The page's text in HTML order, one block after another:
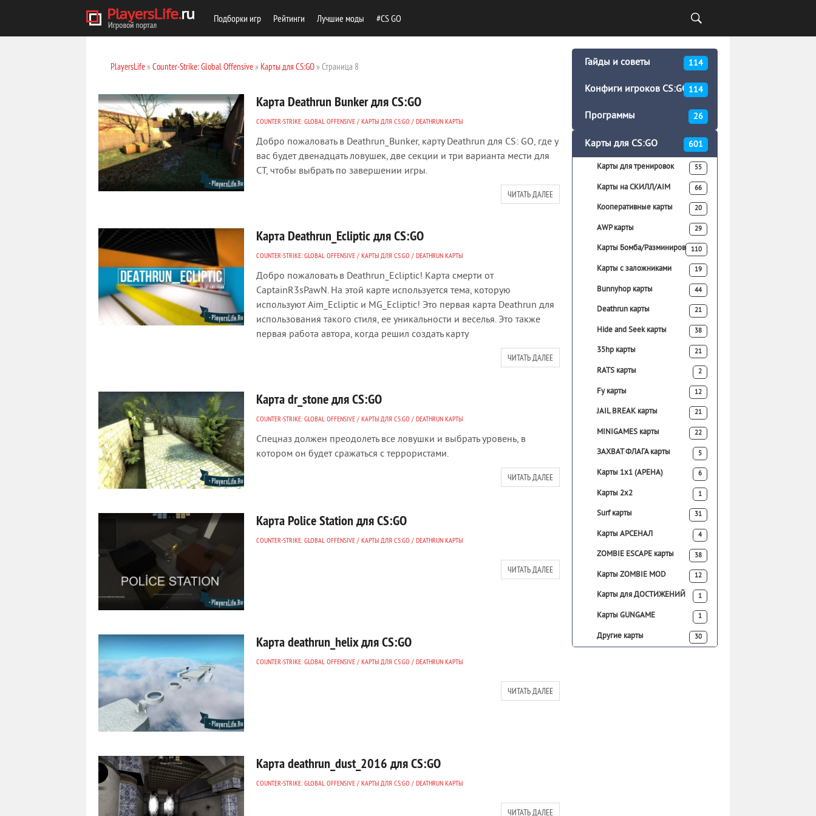
Подборки игр Рейтинги Лучшие моды #CS GO
PlayersLife» Counter-Strike: Global Offensive» Карты для CS:GO» Страница 8
Карта Deathrun Bunker для CS:GO
COUNTER-STRIKE: GLOBAL OFFENSIVE / КАРТЫ ДЛЯ CS:GO / DEATHRUN КАРТЫ
Добро пожаловать в Deathrun_Bunker, карту Deathrun для CS: GO, где у
вас будет двенадцать ловушек, две секции и три варианта мести для
CT, чтобы выбрать по завершении игры.
ЧИТАТЬ ДАЛЕЕ
Карта Deathrun_Ecliptic для CS:GO
COUNTER-STRIKE: GLOBAL OFFENSIVE / КАРТЫ ДЛЯ CS:GO / DEATHRUN КАРТЫ
Добро пожаловать в Deathrun_Ecliptic! Карта смерти от
CaptainR3sPawN. На этой карте используется тема, которую
используют Aim_Ecliptic и MG_Ecliptic! Это первая карта Deathrun для
использования такого стиля, ее уникальности и веселья. Это также
первая работа автора, когда решил создать карту
ЧИТАТЬ ДАЛЕЕ
Карта dr_stone для CS:GO
COUNTER-STRIKE: GLOBAL OFFENSIVE / КАРТЫ ДЛЯ CS:GO / DEATHRUN КАРТЫ
Спецназ должен преодолеть все ловушки и выбрать уровень, в
котором он будет сражаться с террористами.
ЧИТАТЬ ДАЛЕЕ
Карта Police Station для CS:GO
COUNTER-STRIKE: GLOBAL OFFENSIVE / КАРТЫ ДЛЯ CS:GO / DEATHRUN КАРТЫ
ЧИТАТЬ ДАЛЕЕ
Карта deathrun_helix для CS:GO
COUNTER-STRIKE: GLOBAL OFFENSIVE / КАРТЫ ДЛЯ CS:GO / DEATHRUN КАРТЫ
ЧИТАТЬ ДАЛЕЕ
Карта deathrun_dust_2016 для CS:GO
COUNTER-STRIKE: GLOBAL OFFENSIVE / КАРТЫ ДЛЯ CS:GO / DEATHRUN КАРТЫ
ЧИТАТЬ ДАЛЕЕ
Гайды и советы 114
Конфиги игроков CS:GO 114
Программы 26
Карты для CS:GO 601
Карты для тренировок 55
Карты на СКИЛЛ/AIM 66
Кооперативные карты 20
AWP карты 29
Карты Бомба/Разминирование
110
Карты с заложниками 19
Bunnyhop карты 44
Deathrun карты 21
Hide and Seek карты 38
35hp карты 21
RATS карты 2
Fy карты 12
JAIL BREAK карты 21
MINIGAMES карты 22
ЗАХВАТ ФЛАГА карты 5
Карты 1х1 (АРЕНА) 6
Карты 2х2 1
Surf карты 31
Карты АРСЕНАЛ 4
ZOMBIE ESCAPE карты 38
Карты ZOMBIE MOD 12
Карты для ДОСТИЖЕНИЙ 1
Карты GUNGAME 1
Другие карты 30